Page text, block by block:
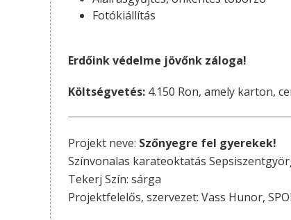
Fotókiállítás
Erdőink védelme jövőnk záloga!
Költségvetés: 4.150 Ron, amely karton,
Projekt neve: Szőnyegre fel gyerekek!
Színvonalas karateoktatás
Tekerj Szín: sárga
Projektfelelős, szervezet: Vass Hunor,